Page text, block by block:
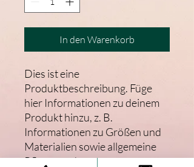
In den Warenkorb
Dies ist eine
Produktbeschreibung. Füge
hier Informationen zu deinem
Produkt hinzu, z. B.
Informationen zu Größen und
Materialien sowie allgemeine
Pflege- und